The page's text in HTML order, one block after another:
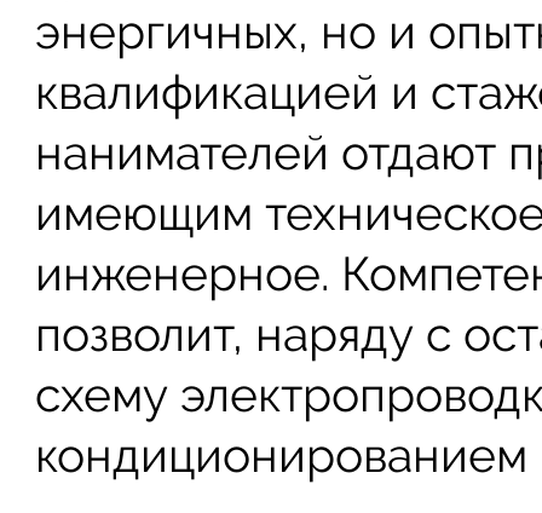
энергичных, но и
квалификацией и
нанимателей отдают
имеющим
инженерное.
позволит, наряду с
схему